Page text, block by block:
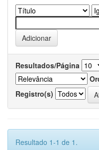
Resultados/Página
Registro(s)
Resultado 1-1 de 1.